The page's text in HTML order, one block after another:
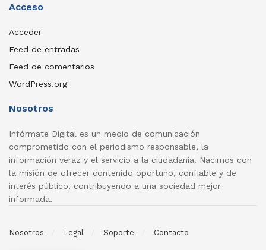
Acceso
Acceder
Feed de entradas
Feed de comentarios
WordPress.org
Nosotros
Infórmate Digital es un medio de comunicación
comprometido con el periodismo responsable, la
información veraz y el servicio a la ciudadanía. Nacimos con
la misión de ofrecer contenido oportuno, confiable y de
interés público, contribuyendo a una sociedad mejor
informada.
Nosotros Legal Soporte Contacto